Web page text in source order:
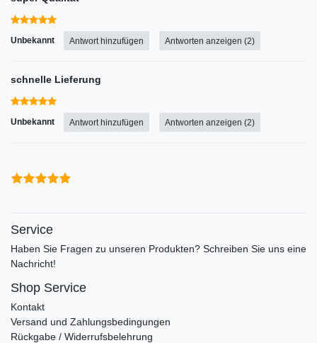
Unbekannt Antwort hinzufügen Antworten anzeigen (2)
schnelle Lieferung
Unbekannt Antwort hinzufügen Antworten anzeigen (2)
Service
Haben Sie Fragen zu unseren Produkten? Schreiben Sie uns eine
Nachricht!
Shop Service
Kontakt
Versand und Zahlungsbedingungen
Rückgabe / Widerrufsbelehrung